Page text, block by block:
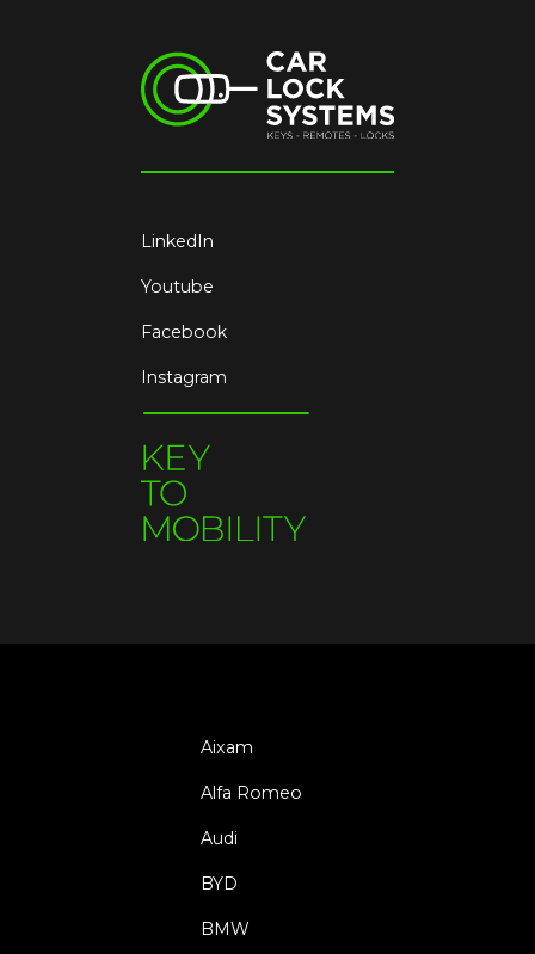
LinkedIn
Youtube
Facebook
Instagram
Aixam
Alfa Romeo
Audi
BYD
BMW